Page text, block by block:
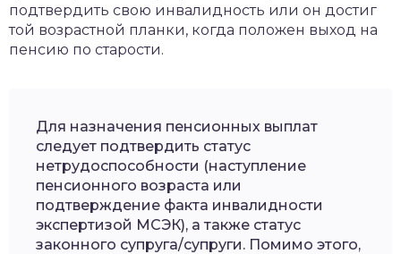
подтвердить свою инвалидность или он достиг
той возрастной планки, когда положен выход на
пенсию по старости.
Для назначения пенсионных выплат
следует подтвердить статус
нетрудоспособности (наступление
пенсионного возраста или
подтверждение факта инвалидности
экспертизой МСЭК), а также статус
законного супруга/супруги. Помимо этого,